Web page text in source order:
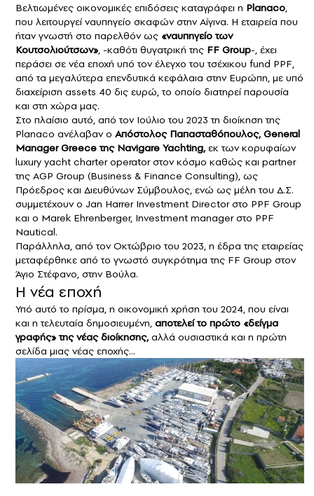
Βελτιωμένες οικονομικές επιδόσεις καταγράφει η Planaco,
που λειτουργεί ναυπηγείο σκαφών στην Αίγινα. Η εταιρεία που
ήταν γνωστή στο παρελθόν ως «ναυπηγείο των
Κουτσολιούτσων», -καθότι θυγατρική της FF Group-, έχει
περάσει σε νέα εποχή υπό τον έλεγχο του τσέχικου fund PPF,
από τα μεγαλύτερα επενδυτικά κεφάλαια στην Ευρώπη, με υπό
διαχείριση assets 40 δις ευρώ, το οποίο διατηρεί παρουσία
και στη χώρα μας.
Στο πλαίσιο αυτό, από τον Ιούλιο του 2023 τη διοίκηση της
Planaco ανέλαβαν ο Απόστολος Παπασταθόπουλος, General
Manager Greece της Navigare Yachting,εκ των κορυφαίων
luxury yacht charter operator στον κόσμο καθώς και partner
της AGP Group (Business & Finance Consulting), ως
Πρόεδρος και Διευθύνων Σύμβουλος, ενώ ως μέλη του Δ.Σ.
συμμετέχουν ο Jan Harrer Investment Director στο PPF Group
και ο Marek Ehrenberger, Investment manager στο PPF
Nautical.
Παράλληλα, από τον Οκτώβριο του 2023, η έδρα της εταιρείας
μεταφέρθηκε από το γνωστό συγκρότημα της FF Group στον
Άγιο Στέφανο, στην Βούλα.
Η νέα εποχή
Υπό αυτό το πρίσμα, η οικονομική χρήση του 2024, που είναι
και η τελευταία δημοσιευμένη, αποτελεί το πρώτο «δείγμα
γραφής» της νέας διοίκησης,αλλά ουσιαστικά και η πρώτη
σελίδα μιας νέας εποχής…